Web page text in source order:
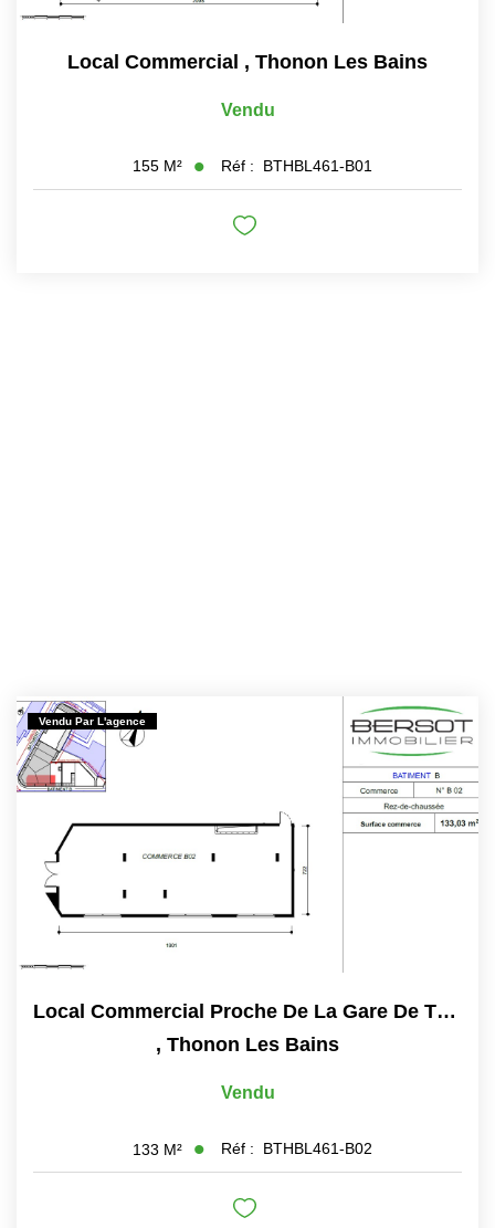
Local Commercial , Thonon Les Bains
Vendu
155 M² Réf : BTHBL461-B01
Vendu Par L'agence
Local Commercial Proche De La Gare De Thonon Les Bains.
, Thonon Les Bains
Vendu
133 M² Réf : BTHBL461-B02